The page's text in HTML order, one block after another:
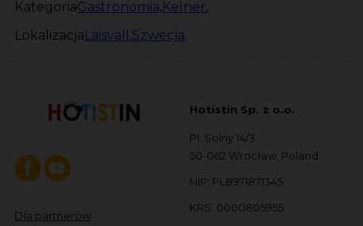
KategoriaGastronomia,Kelner,
Lokalizacja Laisvall ,Szwecja,
Dla partnerów
Hotistin Sp. z o.o.
Pl. Solny 14/3
50-062 Wrocław, Poland
NIP: PL8971871345
KRS: 0000805955